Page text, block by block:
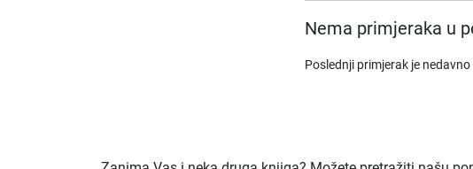
Nema primjeraka u
Poslednji primjerak je